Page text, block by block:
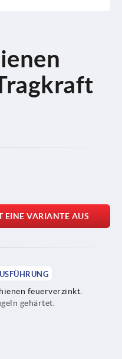
EINE VARIANTE AUS
feuerverzinkt.
gehärtet.